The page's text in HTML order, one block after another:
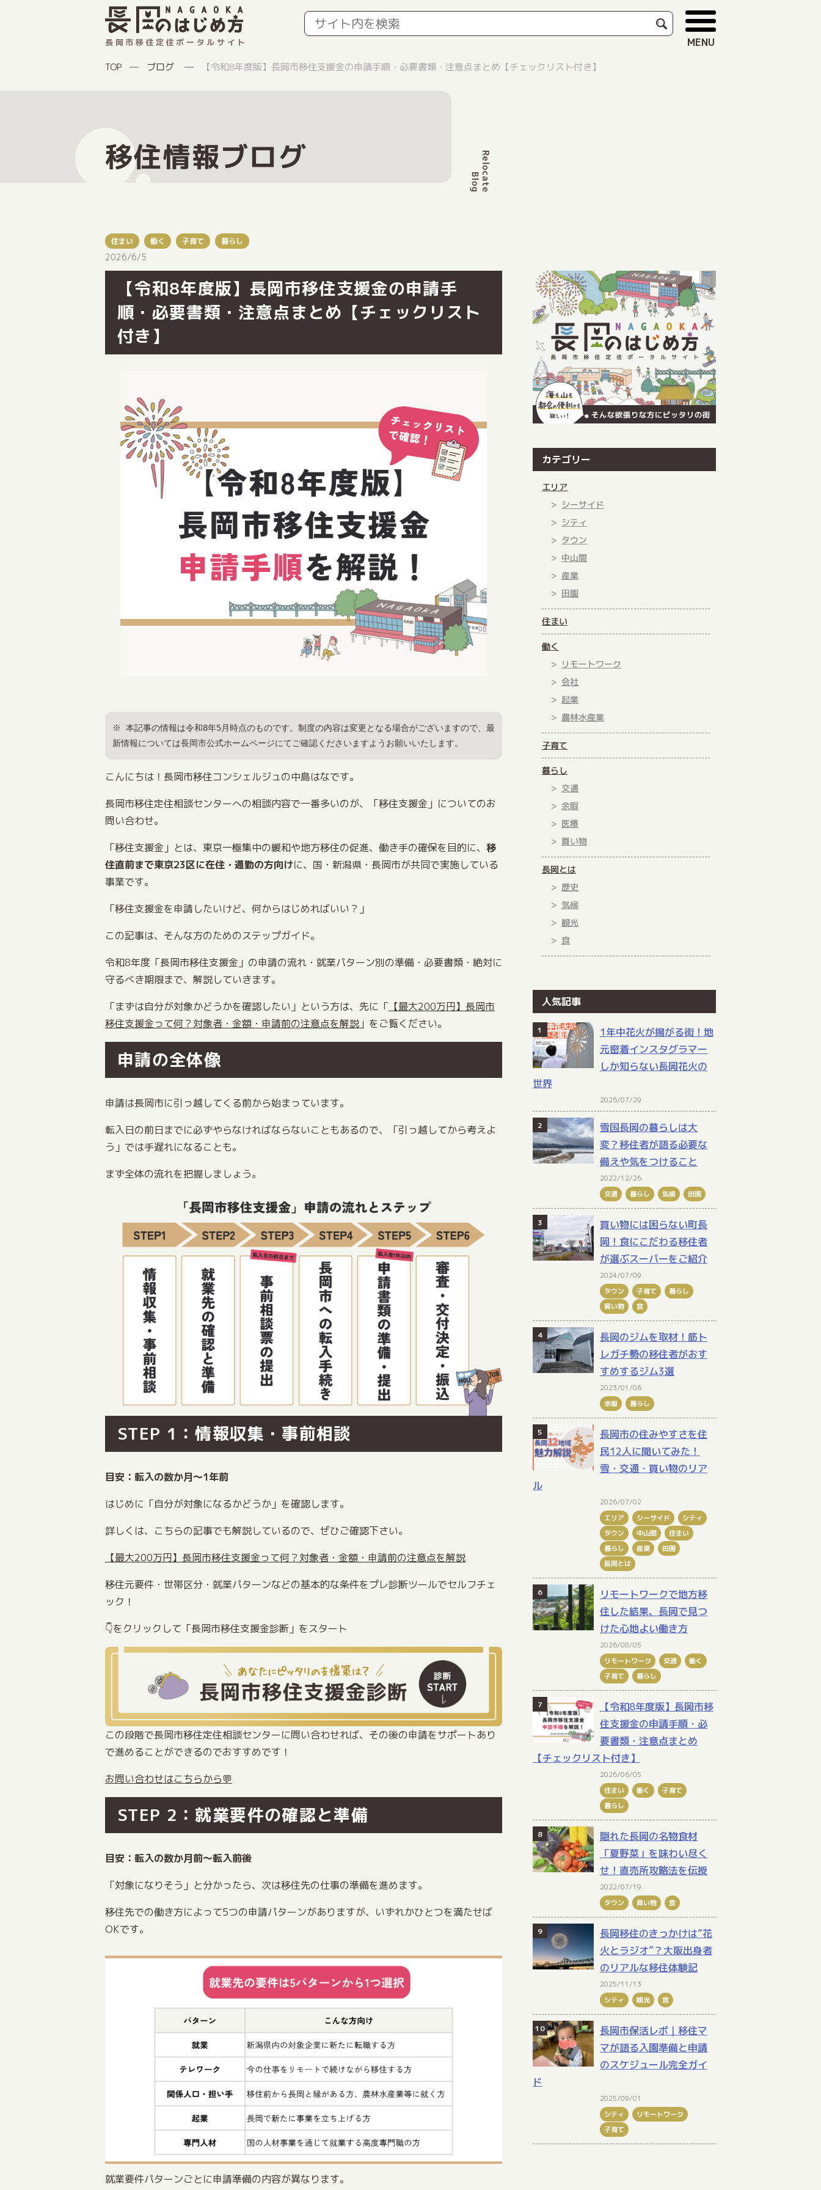
長岡市移住定住ポータルサイト MENU
TOP ブログ 【令和8年度版】長岡市移住支援金の申請手順・必要書類・注意点まとめ【チェックリスト付き】
移住情報ブログ
住まい 働く 子育て 暮らし
2026/6/5
【令和8年度版】長岡市移住支援金の申請手
順・必要書類・注意点まとめ【チェックリスト
付き】
※ 本記事の情報は令和8年5月時点のものです。制度の内容は変更となる場合がございますので、最
新情報については長岡市公式ホームページにてご確認くださいますようお願いいたします。
こんにちは！長岡市移住コンシェルジュの中島はなです。
長岡市移住定住相談センターへの相談内容で一番多いのが、「移住支援金」についてのお
問い合わせ。
「移住支援金」とは、東京一極集中の緩和や地方移住の促進、働き手の確保を目的に、 移
住直前まで東京23区に在住・通勤の方向けに、国・新潟県・長岡市が共同で実施している
事業です。
「移住支援金を申請したいけど、何からはじめればいい？」
この記事は、そんな方のためのステップガイド。
令和8年度「長岡市移住支援金」の申請の流れ・就業パターン別の準備・必要書類・絶対に
守るべき期限まで、解説していきます。
「まずは自分が対象かどうかを確認したい」という方は、先に「 【最大200万円】長岡市
移住支援金って何？対象者・金額・申請前の注意点を解説 」をご覧ください。
申請の全体像
申請は長岡市に引っ越してくる前から始まっています。
転入日の前日までに必ずやらなければならないこともあるので、「引っ越してから考えよ
う」では手遅れになることも。
まず全体の流れを把握しましょう。
STEP 1：情報収集・事前相談
目安：転入の数か月〜1年前
はじめに「自分が対象になるかどうか」を確認します。
詳しくは、こちらの記事でも解説しているので、ぜひご確認下さい。
【最大200万円】長岡市移住支援金って何？対象者・金額・申請前の注意点を解説
移住元要件・世帯区分・就業パターンなどの基本的な条件をプレ診断ツールでセルフチェ
ック！
👇️をクリックして「長岡市移住支援金診断」をスタート
この段階で長岡市移住定住相談センターに問い合わせれば、その後の申請をサポートあり
で進めることができるのでおすすめです！
お問い合わせはこちらから💬
STEP 2：就業要件の確認と準備
目安：転入の数か月前〜転入前後
「対象になりそう」と分かったら、次は移住先の仕事の準備を進めます。
移住先での働き方によって5つの申請パターンがありますが、いずれかひとつを満たせば
OKです。
就業要件パターンごとに申請準備の内容が異なります。
カテゴリー
エリア
シーサイド
シティ
タウン
中山間
産業
田園
住まい
働く
リモートワーク
会社
起業
農林水産業
子育て
暮らし
交通
余暇
医療
買い物
長岡とは
歴史
気候
観光
食
人気記事
1年中花火が揚がる街！地
元密着インスタグラマー
しか知らない長岡花火の
世界
2026/07/29
雪国長岡の暮らしは大
変？移住者が語る必要な
備えや気をつけること
2022/12/26
交通
暮らし 気候 田園
買い物には困らない町長
岡！食にこだわる移住者
が選ぶスーパーをご紹介
2024/07/09
タウン
子育て
暮らし
買い物
食
長岡のジムを取材！筋ト
レガチ勢の移住者がおす
すめするジム3選
2023/01/06
余暇
暮らし
長岡市の住みやすさを住
民12人に聞いてみた！
雪・交通・買い物のリア
ル
2026/07/02
エリア
シーサイド
シティ
タウン
中山間
住まい
暮らし
産業
田園
長岡とは
リモートワークで地方移
住した結果、長岡で見つ
けた心地よい働き方
2026/08/05
リモートワーク
交通
働く
子育て
暮らし
【令和8年度版】長岡市移
住支援金の申請手順・必
要書類・注意点まとめ
【チェックリスト付き】
2026/06/05
住まい
働く
子育て
暮らし
隠れた長岡の名物食材
「夏野菜」を味わい尽く
せ！直売所攻略法を伝授
2022/07/19
タウン
買い物 食
長岡移住のきっかけは“花
火とラジオ”？大阪出身者
のリアルな移住体験記
2025/11/13
シティ
観光 食
長岡市保活レポ｜移住マ
マが語る入園準備と申請
のスケジュール完全ガイ
ド
2025/09/01
シティ
リモートワーク
子育て